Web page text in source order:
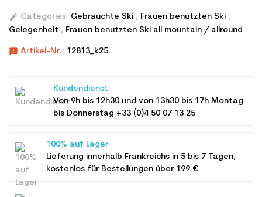
edit Categories: Gebrauchte Ski , Frauen benutzten Ski ,
Gelegenheit , Frauen benutzten Ski all mountain / allround
announcement Artikel-Nr.: 12813_k25
Kundendienst
Von 9h bis 12h30 und von 13h30 bis 17h Montag
bis Donnerstag +33 (0)4 50 07 13 25
100% auf Lager
Lieferung innerhalb Frankreichs in 5 bis 7 Tagen,
kostenlos für Bestellungen über 199 €